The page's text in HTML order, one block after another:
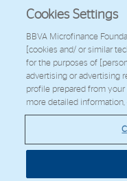
2026 - Fundación
©
Cookies Settings
BBVA Microfinance
[cookies and/ or similar
for the purposes of
advertising or advertising
profile prepared from
more detailed